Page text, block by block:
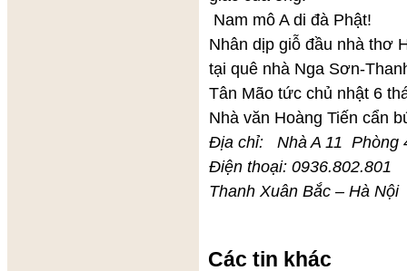
Nam mô A di đà Phật!
Nhân dịp giỗ đầu nhà
tại quê nhà Nga Sơn-
Tân Mão tức chủ nhật 6
Nhà văn Hoàng Tiến cẩn
Địa chỉ: Nhà A 11
Điện thoại: 0936.802.801
Thanh Xuân Bắc – Hà Nội
Các tin khác